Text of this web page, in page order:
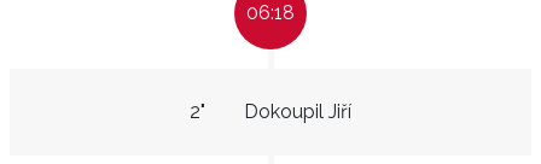
06:18
Dokoupil Jiří
2"